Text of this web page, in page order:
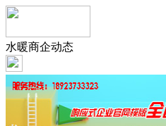
水暖商企动态